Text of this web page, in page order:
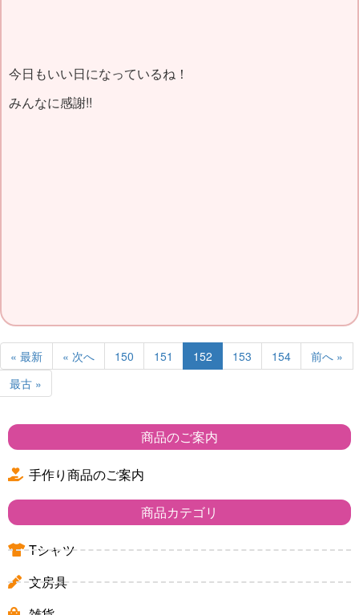
今日もいい日になっているね！
みんなに感謝!!
« 最新 « 次へ 150 151 152 153 154
前へ »
最古 »
商品のご案内
手作り商品のご案内
商品カテゴリ
Tシャツ
文房具